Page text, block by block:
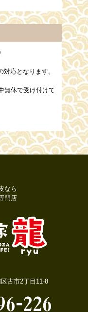
応となります。
無休で受け付けて
なら
門店
古市2丁目11-8